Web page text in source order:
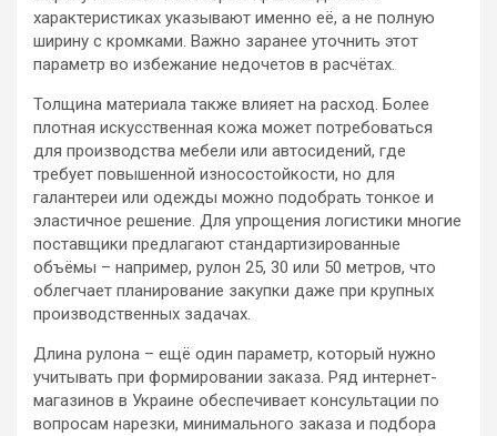
характеристиках указывают именно её, а не полную
ширину с кромками. Важно заранее уточнить этот
параметр во избежание недочетов в расчётах.
Толщина материала также влияет на расход. Более
плотная искусственная кожа может потребоваться
для производства мебели или автосидений, где
требует повышенной износостойкости, но для
галантереи или одежды можно подобрать тонкое и
эластичное решение. Для упрощения логистики многие
поставщики предлагают стандартизированные
объёмы – например, рулон 25, 30 или 50 метров, что
облегчает планирование закупки даже при крупных
производственных задачах.
Длина рулона – ещё один параметр, который нужно
учитывать при формировании заказа. Ряд интернет-
магазинов в Украине обеспечивает консультации по
вопросам нарезки, минимального заказа и подбора